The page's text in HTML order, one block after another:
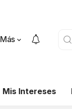
Más
Mis Intereses